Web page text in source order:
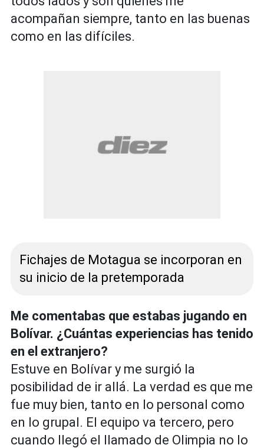
acompañan siempre, tanto en las buenas
como en las difíciles.
Fichajes de Motagua se incorporan en
su inicio de la pretemporada
Me comentabas que estabas jugando en
Bolívar. ¿Cuántas experiencias has tenido
en el extranjero?
Estuve en Bolívar y me surgió la
posibilidad de ir allá. La verdad es que me
fue muy bien, tanto en lo personal como
en lo grupal. El equipo va tercero, pero
cuando llegó el llamado de Olimpia no lo